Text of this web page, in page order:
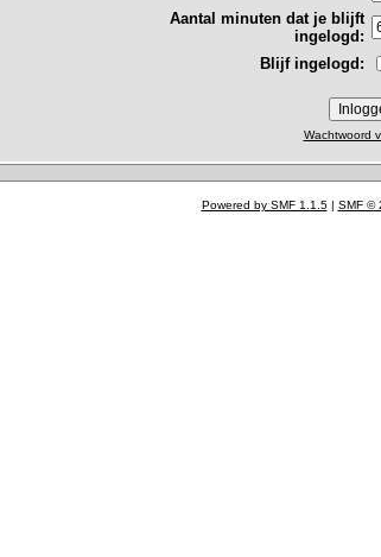
Aantal minuten dat je blijft
ingelogd:
Blijf ingelogd:
Wachtwoord
Powered by SMF 1.1.5| SMF ©